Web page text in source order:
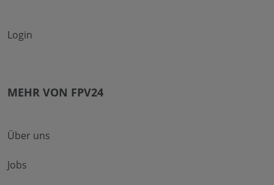
Login
MEHR VON FPV24
Über uns
Jobs